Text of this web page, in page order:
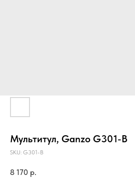
Мультитул, Ganzo G301-B
SKU: G301-B
8 170 р.